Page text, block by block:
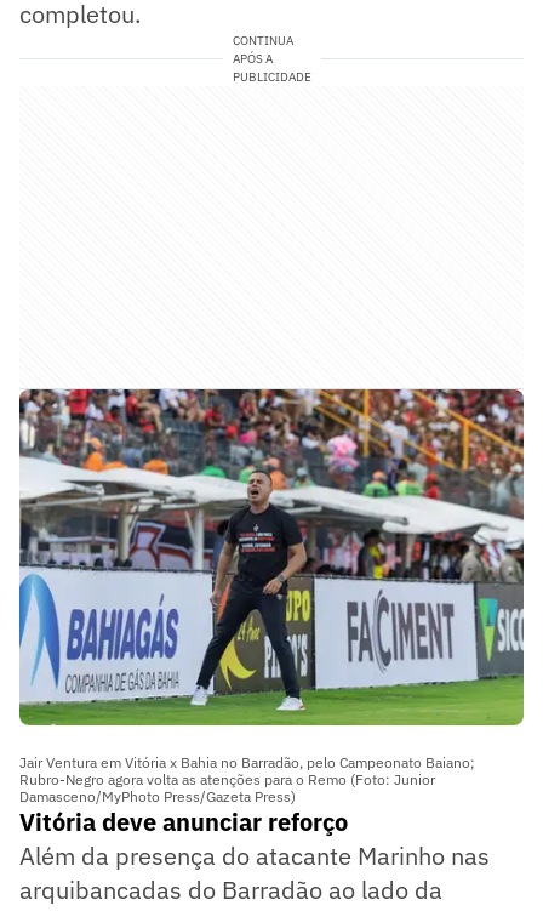
completou.
CONTINUA
APÓS A
PUBLICIDADE
Jair Ventura em Vitória x Bahia no Barradão, pelo Campeonato Baiano;
Rubro-Negro agora volta as atenções para o Remo (Foto: Junior
Damasceno/MyPhoto Press/Gazeta Press)
Vitória deve anunciar reforço
Além da presença do atacante Marinho nas
arquibancadas do Barradão ao lado da